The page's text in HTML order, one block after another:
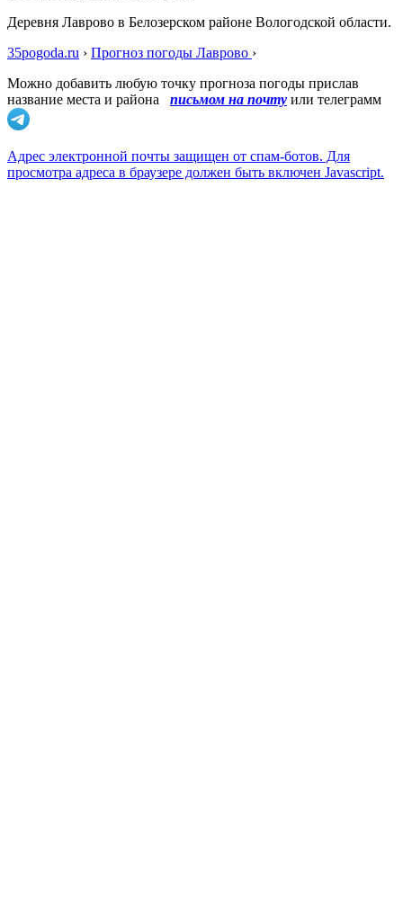
Деревня Лаврово в Белозерском районе Вологодской области.
35pogoda.ru › Прогноз погоды Лаврово ›
Можно добавить любую точку прогноза погоды прислав
название места и района
письмом на почту или телеграмм
Адрес электронной почты защищен от спам-ботов. Для
просмотра адреса в браузере должен быть включен Javascript.